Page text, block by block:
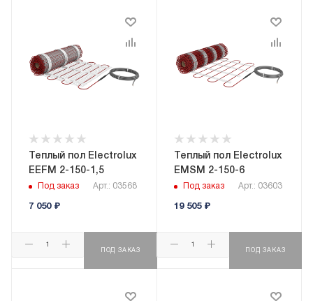
Теплый пол Electrolux
EEFM 2-150-1,5
Под заказ Арт.: 03568
7 050₽
ПОД ЗАКАЗ
Теплый пол Electrolux
EMSM 2-150-6
Под заказ Арт.: 03603
19 505₽
ПОД ЗАКАЗ